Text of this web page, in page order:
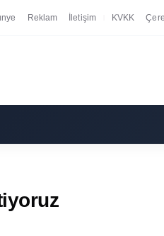
Reklam İletişim KVKK